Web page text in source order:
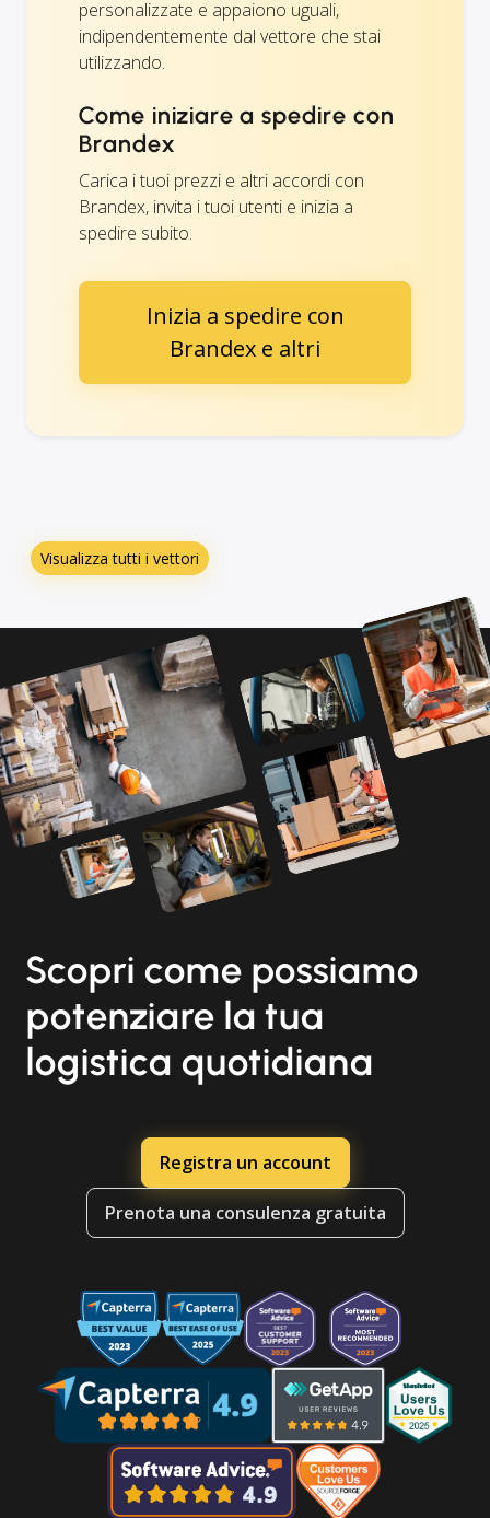
personalizzate e appaiono uguali,
indipendentemente dal vettore che stai
utilizzando.
Come iniziare a spedire con
Brandex
Carica i tuoi prezzi e altri accordi con
Brandex, invita i tuoi utenti e inizia a
spedire subito.
Inizia a spedire con
Brandex e altri
Visualizza tutti i vettori
Scopri come possiamo
potenziare la tua
logistica quotidiana
Registra un account
Prenota una consulenza gratuita